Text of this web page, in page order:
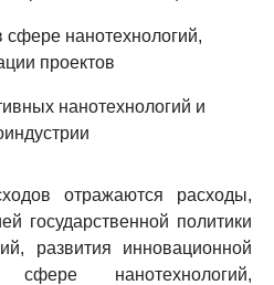
сфере нанотехнологий,
проектов
нанотехнологий и
отражаются расходы,
государственной политики
развития инновационной
нанотехнологий,